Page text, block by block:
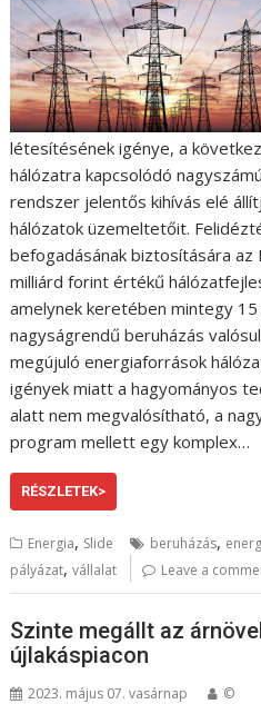
létesítésének igénye, a
hálózatra kapcsolódó
rendszer jelentős kihívás elé
hálózatok üzemeltetőit.
befogadásának biztosítására az
milliárd forint értékű
amelynek keretében mintegy
nagyságrendű beruházás
megújuló energiaforrások
igények miatt a hagyományos
alatt nem megvalósítható, a
program mellett egy komplex…
RÉSZLETEK>
Energia, Slide beruházás,
pályázat,vállalat Leave a
Szinte megállt az
újlakáspiacon
2023. május 07. vasárnap ©